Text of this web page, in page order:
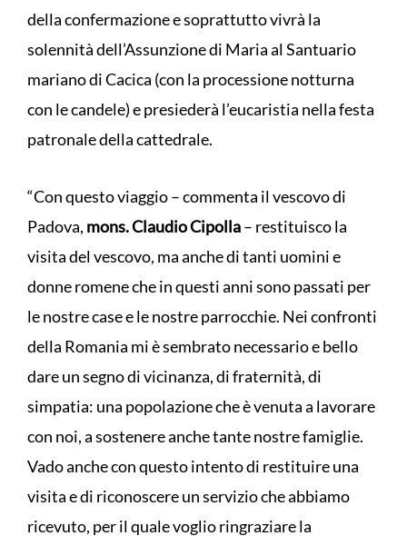
della confermazione e soprattutto vivrà la
solennità dell’Assunzione di Maria al Santuario
mariano di Cacica (con la processione notturna
con le candele) e presiederà l’eucaristia nella festa
patronale della cattedrale.
“Con questo viaggio – commenta il vescovo di
Padova, mons. Claudio Cipolla– restituisco la
visita del vescovo, ma anche di tanti uomini e
donne romene che in questi anni sono passati per
le nostre case e le nostre parrocchie. Nei confronti
della Romania mi è sembrato necessario e bello
dare un segno di vicinanza, di fraternità, di
simpatia: una popolazione che è venuta a lavorare
con noi, a sostenere anche tante nostre famiglie.
Vado anche con questo intento di restituire una
visita e di riconoscere un servizio che abbiamo
ricevuto, per il quale voglio ringraziare la